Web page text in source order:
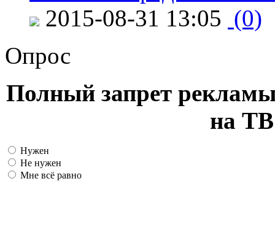
2015-08-31 13:05 (0)
Опрос
Полный запрет
на ТВ
Нужен
Не нужен
Мне всё равно